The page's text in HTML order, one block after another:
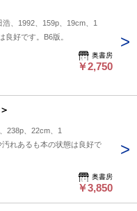
、1992、159p、19cm、1
良好です。B6版。
奥書房
￥2,750
238p、22cm、1
れあるも本の状態は良好で
奥書房
￥3,850